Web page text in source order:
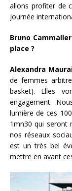
allons profiter de
Journée
Bruno
place ?
Alexandra
de femmes
basket). Elles
engagement.
lumière de ces
1mn30 qui seront
nos réseaux
est un très bel
mettre en avant